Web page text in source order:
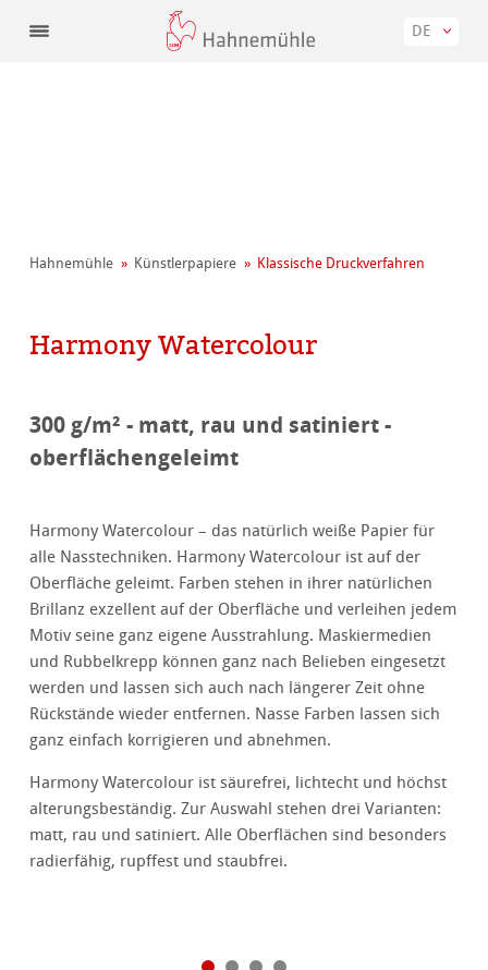
DE
Hahnemühle Künstler­papiere Klassische Druckverfahren
Harmony Watercolour
300 g/m² - matt, rau und satiniert -
oberflächengeleimt
Harmony Watercolour – das natürlich weiße Papier für
alle Nasstechniken. Harmony Watercolour ist auf der
Oberfläche geleimt. Farben stehen in ihrer natürlichen
Brillanz exzellent auf der Oberfläche und verleihen jedem
Motiv seine ganz eigene Ausstrahlung. Maskiermedien
und Rubbelkrepp können ganz nach Belieben eingesetzt
werden und lassen sich auch nach längerer Zeit ohne
Rückstände wieder entfernen. Nasse Farben lassen sich
ganz einfach korrigieren und abnehmen.
Harmony Watercolour ist säurefrei, lichtecht und höchst
alterungsbeständig. Zur Auswahl stehen drei Varianten:
matt, rau und satiniert. Alle Oberflächen sind besonders
radierfähig, rupffest und staubfrei.